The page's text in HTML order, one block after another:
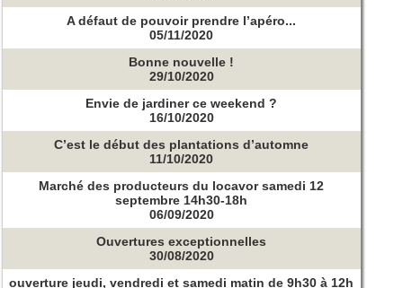
A défaut de pouvoir prendre l’apéro...
05/11/2020
Bonne nouvelle !
29/10/2020
Envie de jardiner ce weekend ?
16/10/2020
C’est le début des plantations d’automne
11/10/2020
Marché des producteurs du locavor samedi 12
septembre 14h30-18h
06/09/2020
Ouvertures exceptionnelles
30/08/2020
ouverture jeudi, vendredi et samedi matin de 9h30 à 12h